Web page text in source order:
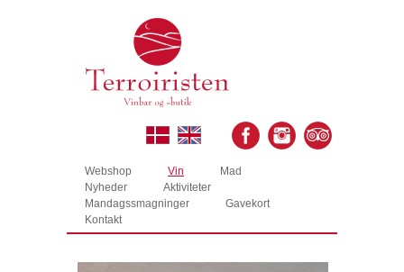
Webshop Vin
Mad
Nyheder
Aktiviteter
Mandagssmagninger
Gavekort
Kontakt